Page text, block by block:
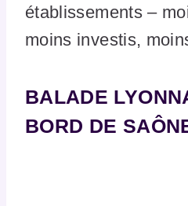
établissements –
moins investis,
BALADE
BORD DE